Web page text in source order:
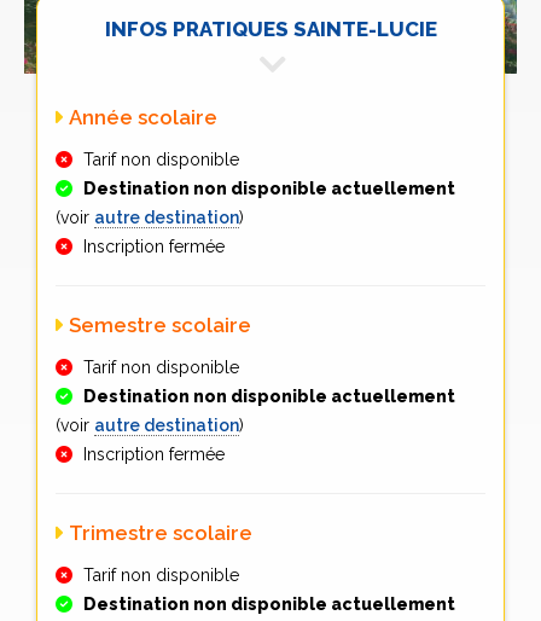
INFOS PRATIQUES SAINTE-LUCIE
Année scolaire
Tarif non disponible
Destination non disponible actuellement
(voir autre destination)
Inscription fermée
Semestre scolaire
Tarif non disponible
Destination non disponible actuellement
(voir autre destination)
Inscription fermée
Trimestre scolaire
Tarif non disponible
Destination non disponible actuellement